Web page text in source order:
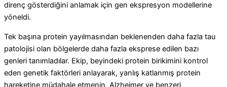
direnç gösterdiğini anlamak için gen ekspresyon modellerine
yöneldi.
Tek başına protein yayılmasından beklenenden daha fazla tau
patolojisi olan bölgelerde daha fazla eksprese edilen bazı
genleri tanımladılar. Ekip, beyindeki protein birikimini kontrol
eden genetik faktörleri anlayarak, yanlış katlanmış protein
hareketine müdahale etmenin, Alzheimer ve benzeri